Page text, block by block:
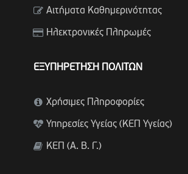
Αιτήματα Καθημερινότητας
Ηλεκτρονικές Πληρωμές
ΕΞΥΠΗΡΕΤΗΣΗ ΠΟΛΙΤΩΝ
Χρήσιμες Πληροφορίες
Υπηρεσίες Υγείας (ΚΕΠ Υγείας)
ΚΕΠ (Α. Β. Γ.)